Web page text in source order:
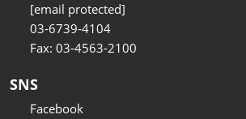
[email protected]
03-6739-4104
Fax: 03-4563-2100
SNS
Facebook